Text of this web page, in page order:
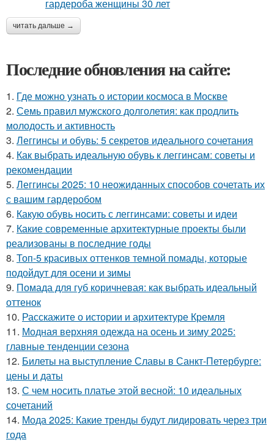
читать дальше →
Последние обновления на сайте:
1. Где можно узнать о истории космоса в Москве
2. Семь правил мужского долголетия: как продлить
молодость и активность
3. Леггинсы и обувь: 5 секретов идеального сочетания
4. Как выбрать идеальную обувь к леггинсам: советы и
рекомендации
5. Леггинсы 2025: 10 неожиданных способов сочетать их
с вашим гардеробом
6. Какую обувь носить с леггинсами: советы и идеи
7. Какие современные архитектурные проекты были
реализованы в последние годы
8. Топ-5 красивых оттенков темной помады, которые
подойдут для осени и зимы
9. Помада для губ коричневая: как выбрать идеальный
оттенок
10. Расскажите о истории и архитектуре Кремля
11. Модная верхняя одежда на осень и зиму 2025:
главные тенденции сезона
12. Билеты на выступление Славы в Санкт-Петербурге:
цены и даты
13. С чем носить платье этой весной: 10 идеальных
сочетаний
14. Мода 2025: Какие тренды будут лидировать через три
года